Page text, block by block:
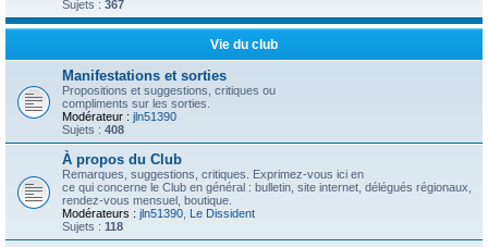
Sujets : 367
Vie du club
Manifestations et sorties
Propositions et suggestions, critiques ou
compliments sur les sorties.
Modérateur : jln51390
Sujets : 408
À propos du Club
Remarques, suggestions, critiques. Exprimez-vous ici en
ce qui concerne le Club en général : bulletin, site internet, délégués régionaux,
rendez-vous mensuel, boutique.
Modérateurs : jln51390 Le Dissident
Sujets : 118